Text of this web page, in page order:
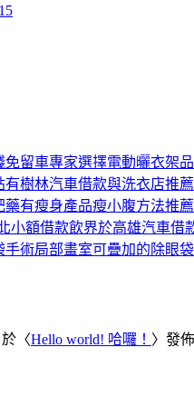
留車專家選擇電動曬衣架
樹林汽車借款與洗衣店推薦
有瘦身產品瘦小腹方法推薦
小額借款飲界於高雄汽車借
術局部畫室可疊加的除眼袋
於〈Hello world! 哈囉！ 〉發